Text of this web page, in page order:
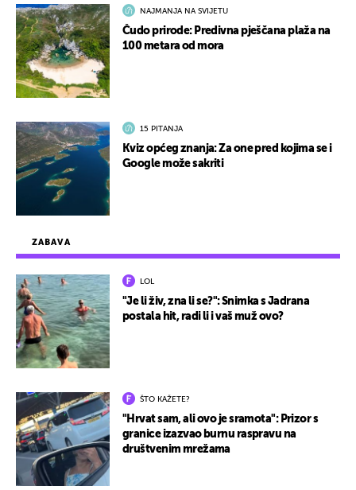
ZABAVA
LOL
"Je li živ, zna li se?": Snimka s Jadrana
postala hit, radi li i vaš muž ovo?
ŠTO KAŽETE?
"Hrvat sam, ali ovo je sramota": Prizor s
granice izazvao burnu raspravu na
društvenim mrežama
NAJMANJA NA SVIJETU
Čudo prirode: Predivna pješčana plaža na
100 metara od mora
15 PITANJA
Kviz općeg znanja: Za one pred kojima se i
Google može sakriti